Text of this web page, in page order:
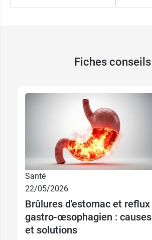
Fiches conseils
Santé
22/05/2026
Brûlures d'estomac et reflux
gastro-œsophagien : causes
et solutions